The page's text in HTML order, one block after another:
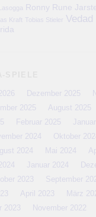
Ronny Rune
Kraft Tobias Stieler Vedad
Dezember 2025
2025 August 2025
Februar 2025
2024
Oktober 2024
2024 Mai 2024
Januar 2024
2023
September
April 2023
März
2023 November 2022